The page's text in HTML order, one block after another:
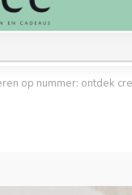
op nummer: ontdek